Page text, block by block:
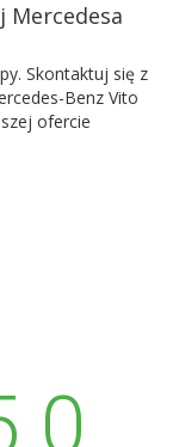
Mercedesa
Skontaktuj się z
Benz Vito
ofercie